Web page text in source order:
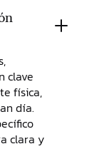
clave
física,
día.
clara y